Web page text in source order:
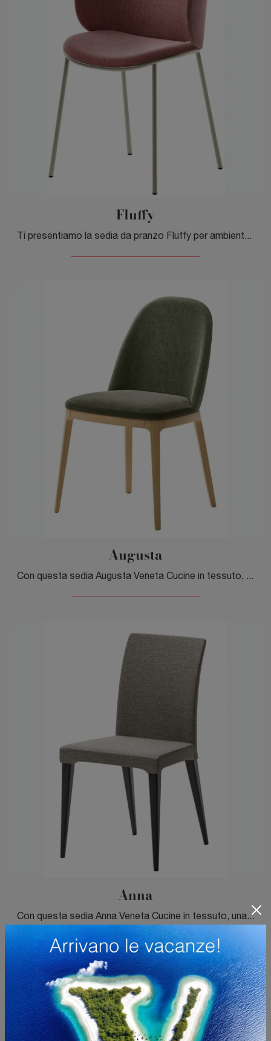
Fluffy
Ti presentiamo la sedia da pranzo Fluffy per ambientazioni moderne, tra le più originali Sedie fisse di Veneta Cucine.
Augusta
Con questa sedia Augusta Veneta Cucine in tessuto, una delle nostre sedute fisse moderne, potrai completare i tuoi locali.
Anna
Con questa sedia Anna Veneta Cucine in tessuto, una tra le nostre sedute fisse moderne, potrai arricchire i tuoi locali.